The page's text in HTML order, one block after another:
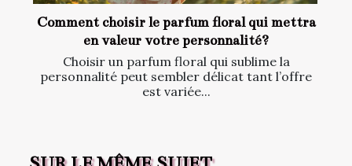
Comment choisir le parfum floral qui mettra
en valeur votre personnalité?
Choisir un parfum floral qui sublime la
personnalité peut sembler délicat tant l’offre
est variée...